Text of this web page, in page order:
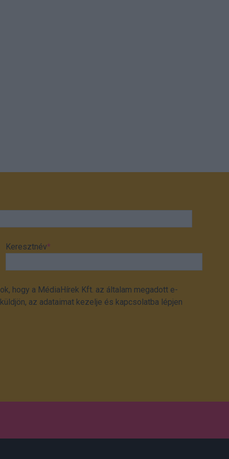
Keresztnév*
hogy a MédiaHírek Kft. az általam megadott e-
az adataimat kezelje és kapcsolatba lépjen